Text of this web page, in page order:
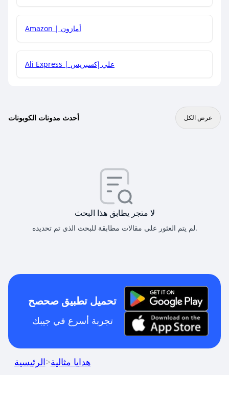
Amazon | أمازون
Ali Express | علي إكسبريس
أحدث مدونات الكوبونات عرض الكل
لا متجر يطابق هذا البحث
لم يتم العثور على مقالات مطابقة للبحث الذي تم تحديده.
تحميل تطبيق صحصح
تجربة أسرع في جيبك
الرئيسية>هدايا مثالية